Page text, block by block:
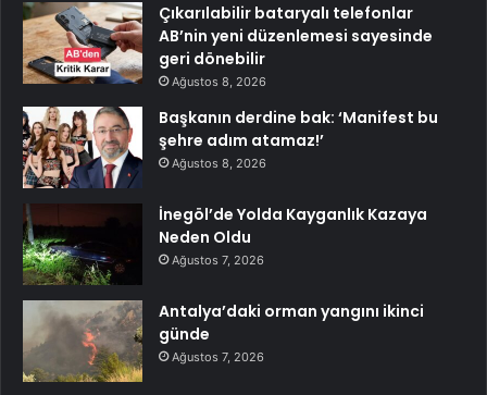
Çıkarılabilir bataryalı telefonlar
AB’nin yeni düzenlemesi sayesinde
geri dönebilir
Ağustos 8, 2026
Başkanın derdine bak: ‘Manifest bu
şehre adım atamaz!’
Ağustos 8, 2026
İnegöl’de Yolda Kayganlık Kazaya
Neden Oldu
Ağustos 7, 2026
Antalya’daki orman yangını ikinci
günde
Ağustos 7, 2026